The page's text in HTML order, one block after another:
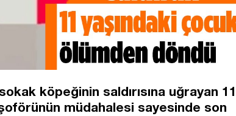
köpeğinin saldırısına uğrayan 11
müdahalesi sayesinde son